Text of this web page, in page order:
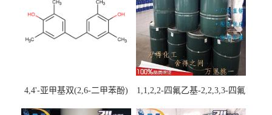
4,4'-亚甲基双(2,6-二甲苯酚)
1,1,2,2-四氟乙基-2,2,3,3-四氟